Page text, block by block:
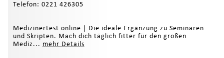
Telefon: 0221 426305
Medizinertest online | Die ideale Ergänzung zu Seminaren
und Skripten. Mach dich täglich fitter für den großen
Mediz... mehr Details